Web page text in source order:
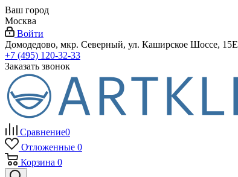
Ваш город
Москва
Войти
Домодедово, мкр. Северный, ул. Каширское Шоссе, 15Е
+7 (495) 120-32-33
Заказать звонок
Сравнение0
Отложенные 0
Корзина 0